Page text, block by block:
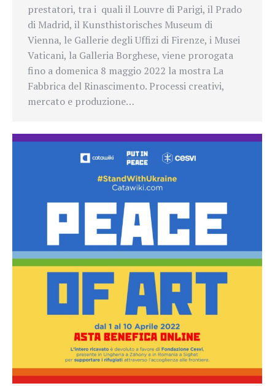
prestatori, tra i quali il Louvre di Parigi, il Prado
di Madrid, il Kunsthistorisches Museum di
Vienna, le Gallerie degli Uffizi di Firenze, i Musei
Vati­cani, la Galleria Borghese, viene prorogata
fino a domenica 8 maggio 2022 la mostra La
Fabbrica del Rinascimento. Processi creativi,
mercato e produzione…